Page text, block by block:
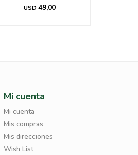
USD 49,00
Mi cuenta
Mi cuenta
Mis compras
Mis direcciones
Wish List